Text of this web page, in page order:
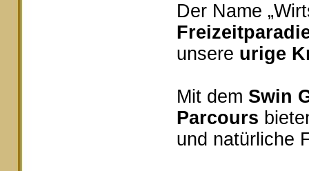
Der Name
unsere urige
Mit dem Swin
Parcours
und natürliche